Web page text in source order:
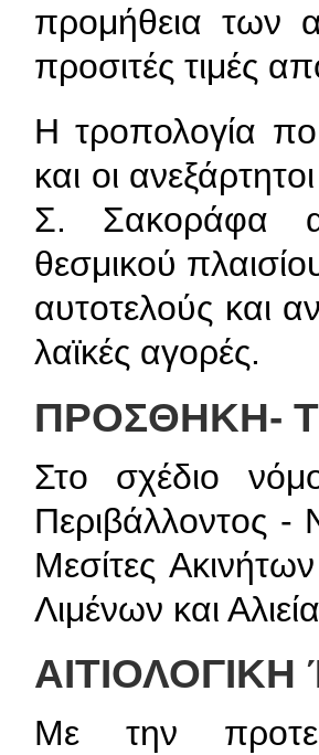
προμήθεια των
προσιτές τιμές
Η τροπολογία
και οι
Σ. Σακοράφα
θεσμικού
αυτοτελούς και
λαϊκές αγορές.
ΠΡΟΣΘΗΚΗ-
Στο σχέδιο
Περιβάλλοντος
Μεσίτες
Λιμένων και
Με την